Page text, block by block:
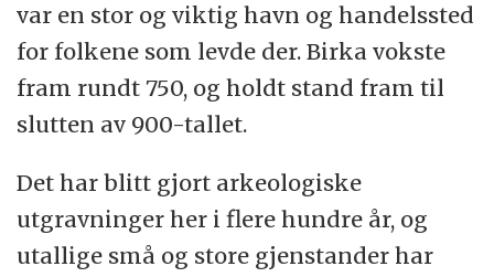
var en stor og viktig havn og handelssted
for folkene som levde der. Birka vokste
fram rundt 750, og holdt stand fram til
slutten av 900-tallet.
Det har blitt gjort arkeologiske
utgravninger her i flere hundre år, og
utallige små og store gjenstander har